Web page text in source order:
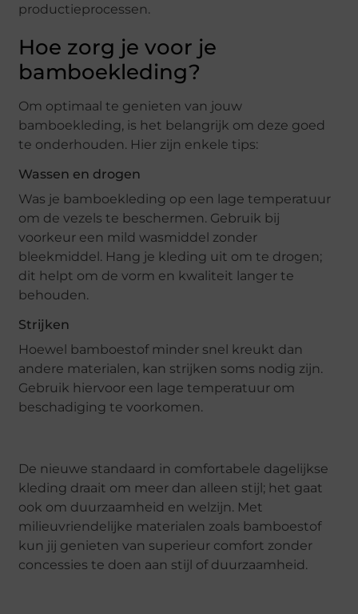
productieprocessen.
Hoe zorg je voor je
bamboekleding?
Om optimaal te genieten van jouw
bamboekleding, is het belangrijk om deze goed
te onderhouden. Hier zijn enkele tips:
Wassen en drogen
Was je bamboekleding op een lage temperatuur
om de vezels te beschermen. Gebruik bij
voorkeur een mild wasmiddel zonder
bleekmiddel. Hang je kleding uit om te drogen;
dit helpt om de vorm en kwaliteit langer te
behouden.
Strijken
Hoewel bamboestof minder snel kreukt dan
andere materialen, kan strijken soms nodig zijn.
Gebruik hiervoor een lage temperatuur om
beschadiging te voorkomen.
De nieuwe standaard in comfortabele dagelijkse
kleding draait om meer dan alleen stijl; het gaat
ook om duurzaamheid en welzijn. Met
milieuvriendelijke materialen zoals bamboestof
kun jij genieten van superieur comfort zonder
concessies te doen aan stijl of duurzaamheid.